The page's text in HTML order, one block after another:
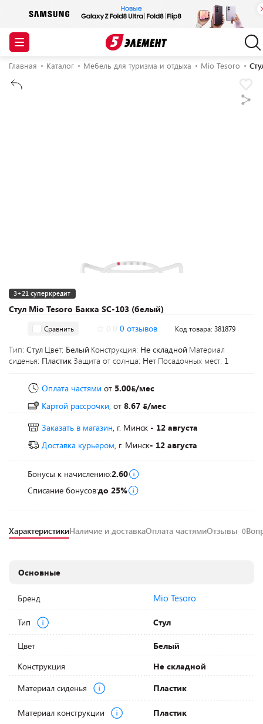
Главная Каталог Мебель для туризма и отдыха Mio Tesoro
Стул Mio Tesoro Бакка SC-103 (белый)
3+21 суперкредит
Сравнить 0 отзывов Код товара: 381879
Тип: Стул Цвет: Белый Конструкция: Не складной Материал
сиденья: Пластик Защита от солнца: Нет Посадочных мест: 1
Оплата частями от 5.00 /мес
Картой рассрочки, от 8.67
/мес
Заказать в магазин, г. Минск - 12 августа
Доставка курьером, г. Минск- 12 августа
Бонусы к начислению:2.60
Списание бонусов:до 25%
ХарактеристикиНаличие и доставкаОплата частямиОтзывы 0
Основные
Бренд Mio Tesoro
Тип Стул
Цвет
Белый
Конструкция
Не складной
Материал сиденья
Пластик
Материал конструкции Пластик